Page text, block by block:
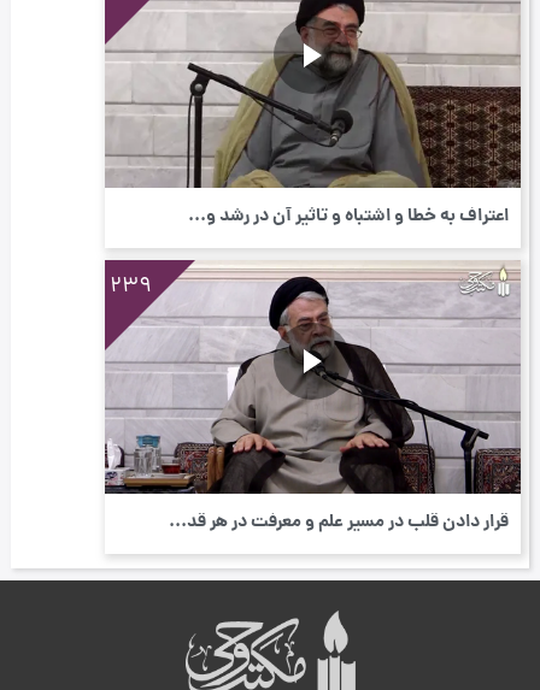
اعتراف به خطا و اشتباه و تاثیر آن در رشد و...
239
قرار دادن قلب در مسیر علم و معرفت در هر قد...